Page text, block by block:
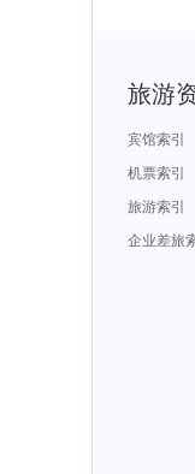
旅游
宾馆索引
机票索引
旅游索引
企业差旅